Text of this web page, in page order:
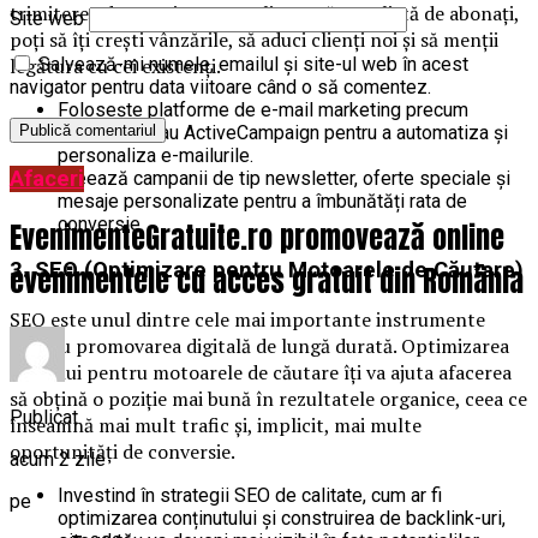
trimiterea de mesaje personalizate către o listă de abonați,
poți să îți crești vânzările, să aduci clienți noi și să menții
legătura cu cei existenți.
Folosește platforme de e-mail marketing precum
Mailchimp sau ActiveCampaign pentru a automatiza și
personaliza e-mailurile.
Creează campanii de tip newsletter, oferte speciale și
mesaje personalizate pentru a îmbunătăți rata de
conversie.
3. SEO (Optimizare pentru Motoarele de Căutare)
SEO este unul dintre cele mai importante instrumente
pentru promovarea digitală de lungă durată. Optimizarea
site-ului pentru motoarele de căutare îți va ajuta afacerea
să obțină o poziție mai bună în rezultatele organice, ceea ce
înseamnă mai mult trafic și, implicit, mai multe
oportunități de conversie.
Investind în strategii SEO de calitate, cum ar fi
optimizarea conținutului și construirea de backlink-uri,
Site web
Salvează-mi numele, emailul și site-ul web în acest
navigator pentru data viitoare când o să comentez.
Afaceri
EvenimenteGratuite.ro promovează online
evenimentele cu acces gratuit din România
Publicat
acum 2 zile
pe